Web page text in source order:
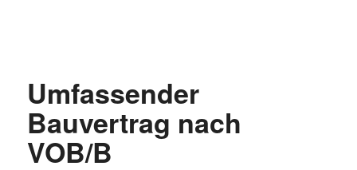
Umfassender
Bauvertrag nach
VOB/B